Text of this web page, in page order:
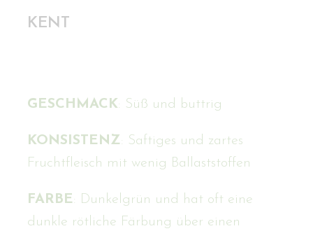
KENT
GESCHMACK: Süß und buttrig
KONSISTENZ: Saftiges und zartes
Fruchtfleisch mit wenig Ballaststoffen
FARBE: Dunkelgrün und hat oft eine
dunkle rötliche Färbung über einen